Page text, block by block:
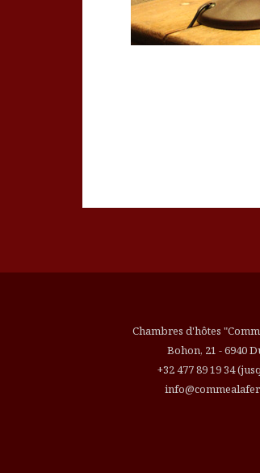
Chambres d'hôtes
Bohon, 21 -6940
+32 477 89 19 34